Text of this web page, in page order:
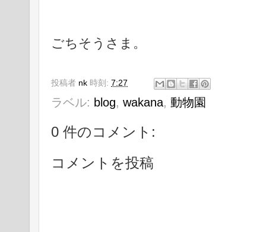
ごちそうさま。
投稿者 nk 時刻: 7:27
ラベル: blog, wakana, 動物園
0 件のコメント:
コメントを投稿